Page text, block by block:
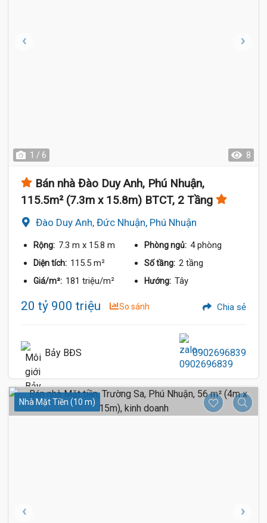
1 / 6 8
Bán nhà Đào Duy Anh, Phú Nhuận,
115.5m² (7.3m x 15.8m) BTCT, 2 Tầng
Đào Duy Anh, Đức Nhuận, Phú Nhuận
Rộng: 7.3 m x 15.8 m Phòng ngủ: 4 phòng
Diện tích: 115.5 m² Số tầng: 2 tầng
Giá/m²: 181 triệu/m² Hướng: Tây
20 tỷ 900 triệu So sánh Chia sẻ
Bảy BĐS 0902696839
Nhà Mặt Tiền (10 m)